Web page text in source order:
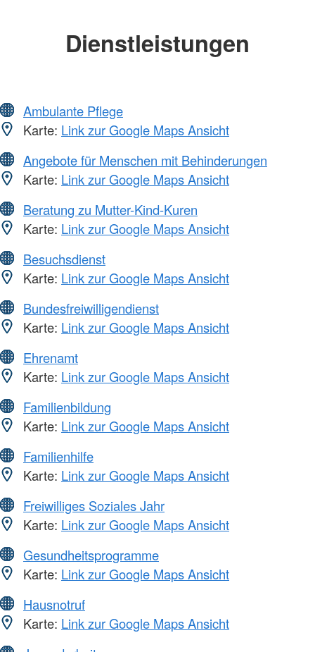
Dienstleistungen
Ambulante Pflege
Karte: Link zur Google Maps Ansicht
Angebote für Menschen mit Behinderungen
Karte: Link zur Google Maps Ansicht
Beratung zu Mutter-Kind-Kuren
Karte: Link zur Google Maps Ansicht
Besuchsdienst
Karte: Link zur Google Maps Ansicht
Bundesfreiwilligendienst
Karte: Link zur Google Maps Ansicht
Ehrenamt
Karte: Link zur Google Maps Ansicht
Familienbildung
Karte: Link zur Google Maps Ansicht
Familienhilfe
Karte: Link zur Google Maps Ansicht
Freiwilliges Soziales Jahr
Karte: Link zur Google Maps Ansicht
Gesundheitsprogramme
Karte: Link zur Google Maps Ansicht
Hausnotruf
Karte: Link zur Google Maps Ansicht